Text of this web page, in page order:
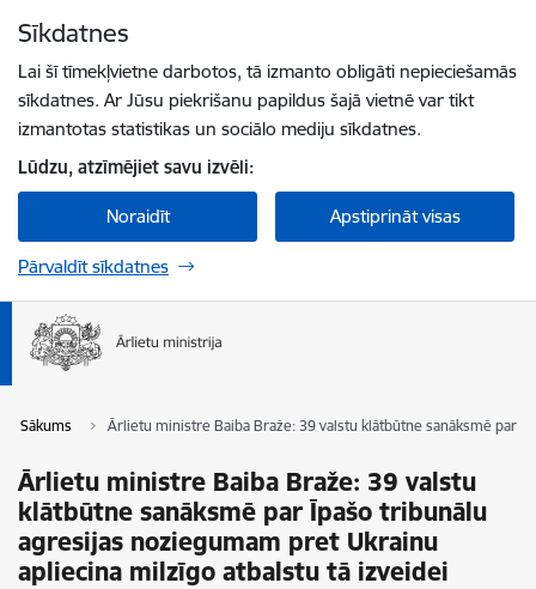
Sīkdatnes
Lai šī tīmekļvietne darbotos, tā izmanto obligāti nepieciešamās
sīkdatnes. Ar Jūsu piekrišanu papildus šajā vietnē var tikt
izmantotas statistikas un sociālo mediju sīkdatnes.
Lūdzu, atzīmējiet savu izvēli:
Noraidīt Apstiprināt visas
Pārvaldīt sīkdatnes
Sākums Ārlietu ministre Baiba Braže: 39 valstu klātbūtne sanāksmē par
Ārlietu ministre Baiba Braže: 39 valstu
klātbūtne sanāksmē par Īpašo tribunālu
agresijas noziegumam pret Ukrainu
apliecina milzīgo atbalstu tā izveidei